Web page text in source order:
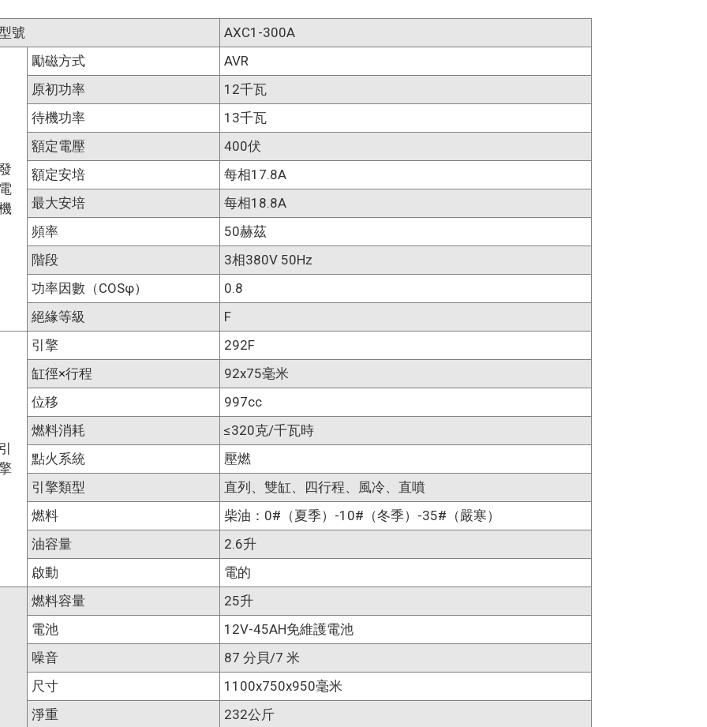
號 AXC1-300A
電
勵磁方式
AVR
原初功率
12千瓦
待機功率
13千瓦
額定電壓
400伏
額定安培
每相17.8A
最大安培
每相18.8A
頻率
50赫茲
階段
3相380V 50Hz
功率因數（COSφ）
0.8
絕緣等級
F
引
引擎
292F
缸徑×行程
92x75毫米
位移
997cc
燃料消耗
≤320克/千瓦時
點火系統
壓燃
引擎類型
直列、雙缸、四行程、風冷、直噴
燃料
柴油：0#（夏季）-10#（冬季）-35#（嚴寒）
油容量
2.6升
啟動
電的
燃料容量
25升
電池
12V-45AH免維護電池
噪音
87 分貝/7 米
尺寸
1100x750x950毫米
淨重
232公斤